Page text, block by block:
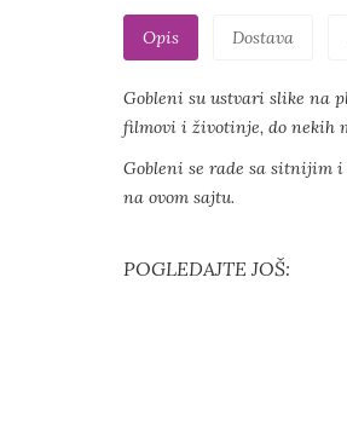
Opis Dostava
Gobleni su ustvari slike na
filmovi i životinje, do nekih
Gobleni se rade sa sitnijim
na ovom sajtu.
POGLEDAJTE JOŠ: